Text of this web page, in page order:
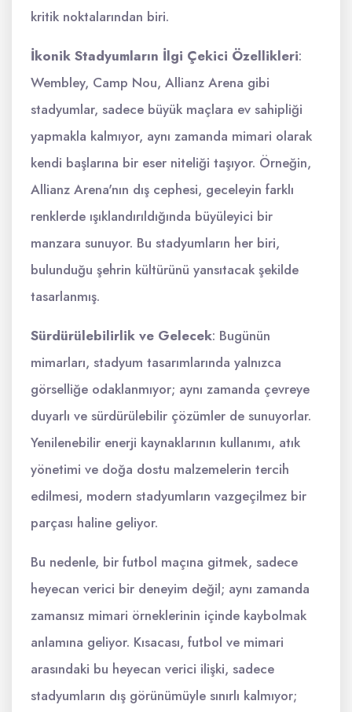
kritik noktalarından biri.
İkonik Stadyumların İlgi Çekici Özellikleri:
Wembley, Camp Nou, Allianz Arena gibi
stadyumlar, sadece büyük maçlara ev sahipliği
yapmakla kalmıyor, aynı zamanda mimari olarak
kendi başlarına bir eser niteliği taşıyor. Örneğin,
Allianz Arena'nın dış cephesi, geceleyin farklı
renklerde ışıklandırıldığında büyüleyici bir
manzara sunuyor. Bu stadyumların her biri,
bulunduğu şehrin kültürünü yansıtacak şekilde
tasarlanmış.
Sürdürülebilirlik ve Gelecek: Bugünün
mimarları, stadyum tasarımlarında yalnızca
görselliğe odaklanmıyor; aynı zamanda çevreye
duyarlı ve sürdürülebilir çözümler de sunuyorlar.
Yenilenebilir enerji kaynaklarının kullanımı, atık
yönetimi ve doğa dostu malzemelerin tercih
edilmesi, modern stadyumların vazgeçilmez bir
parçası haline geliyor.
Bu nedenle, bir futbol maçına gitmek, sadece
heyecan verici bir deneyim değil; aynı zamanda
zamansız mimari örneklerinin içinde kaybolmak
anlamına geliyor. Kısacası, futbol ve mimari
arasındaki bu heyecan verici ilişki, sadece
stadyumların dış görünümüyle sınırlı kalmıyor;